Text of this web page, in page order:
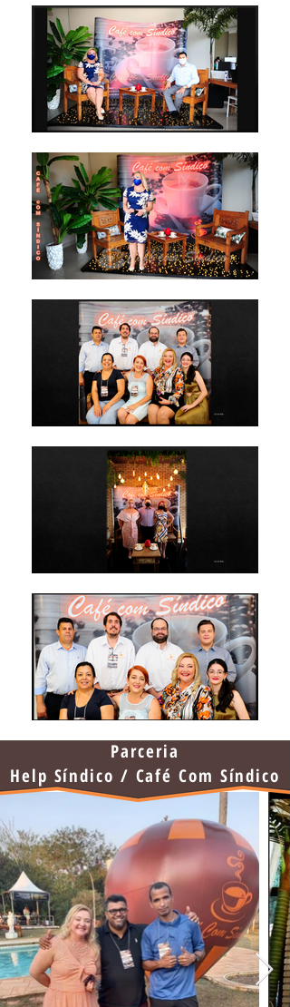
Parceria
Help Síndico / Café Com Síndico